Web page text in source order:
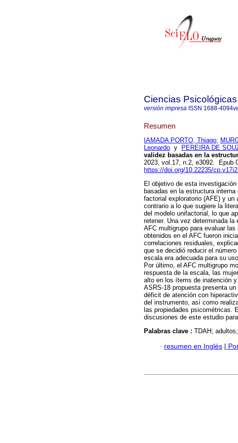
Ciencias Psicológicas
versión impresa ISSN 1688-4094
Resumen
IAMADA PORTO, Thiago;
Leonardo y PEREIRA DE
validez basadas en la
2023, vol.17, n.2, e3092. Epub
https://doi.org/10.22235/
El objetivo de esta
basadas en la estructura
factorial exploratorio (AFE) y
contrario a lo que sugiere la
del modelo unifactorial, lo que
retener. Una vez determinada
AFC multigrupo para evaluar
obtenidos en el AFC fueron
correlaciones residuales,
que se decidió reducir el
escala era adecuada para su
Por último, el AFC multigrupo
respuesta de la escala, las
alto en los ítems de inatención
ASRS-18 propuesta presenta
déficit de atención con
del instrumento, así como
las propiedades psicométricas.
discusiones de este estudio
Palabras clave : TDAH;
· resumen en Inglés |